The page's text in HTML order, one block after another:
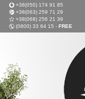
+38(050) 174 91 85
+38(063) 259 71 29
+38(068) 256 21 39
(0800) 33 64 15 - FREE